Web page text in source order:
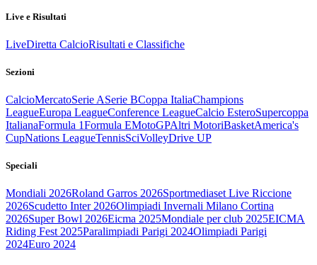
Live e Risultati
LiveDiretta CalcioRisultati e Classifiche
Sezioni
CalcioMercatoSerie ASerie BCoppa ItaliaChampions
LeagueEuropa LeagueConference LeagueCalcio EsteroSupercoppa
ItalianaFormula 1Formula EMotoGPAltri MotoriBasketAmerica's
CupNations LeagueTennisSciVolleyDrive UP
Speciali
Mondiali 2026Roland Garros 2026Sportmediaset Live Riccione
2026Scudetto Inter 2026Olimpiadi Invernali Milano Cortina
2026Super Bowl 2026Eicma 2025Mondiale per club 2025EICMA
Riding Fest 2025Paralimpiadi Parigi 2024Olimpiadi Parigi
2024Euro 2024